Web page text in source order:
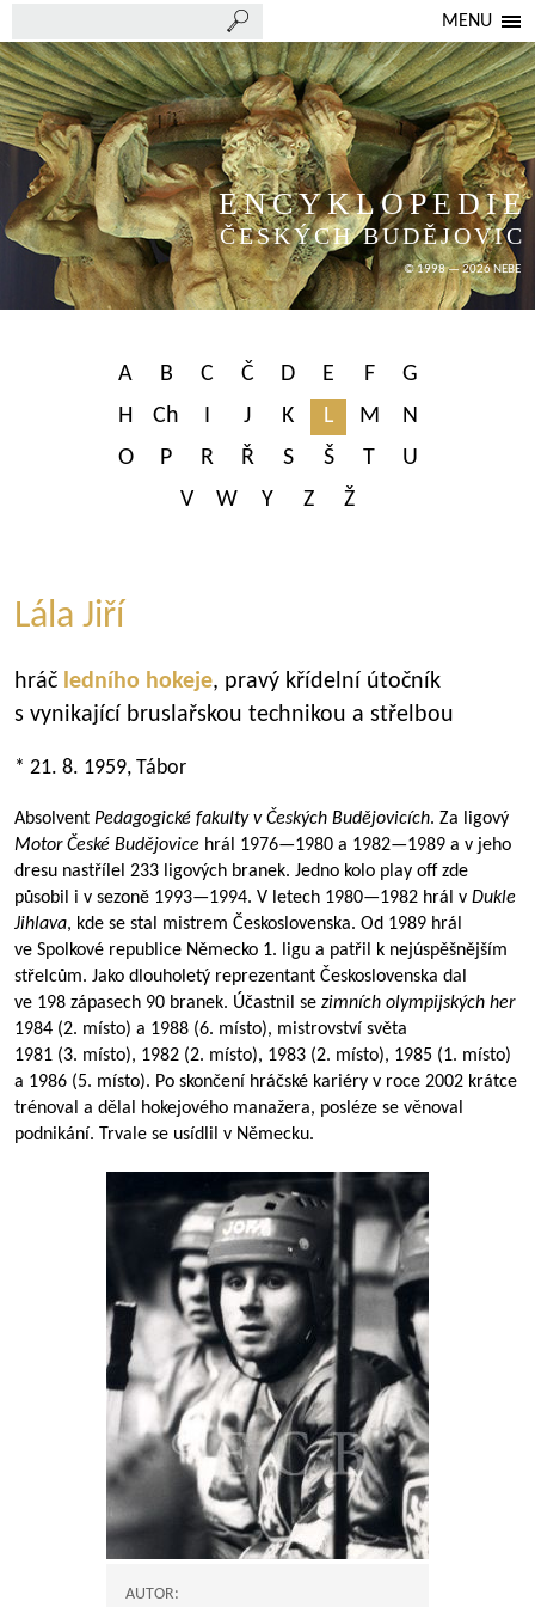
MENU
ENCYKLOPEDIE
ČESKÝCH BUDĚJOVIC
© 1998 — 2026 NEBE
A B C Č D E F
G
H
Ch I J K L M
N
O
P R Ř S Š T
U
V
W Y Z Ž
Lála Jiří
hráč ledního hokeje, pravý křídelní útočník
s vynikající bruslařskou technikou a střelbou
* 21. 8. 1959, Tábor
Absolvent Pedagogické fakulty v Českých Budějovicích. Za ligový
Motor České Budějovice hrál 1976—1980 a 1982—1989 a v jeho
dresu nastřílel 233 ligových branek. Jedno kolo play off zde
působil i v sezoně 1993—1994. V letech 1980—1982 hrál v Dukle
Jihlava, kde se stal mistrem Československa. Od 1989 hrál
ve Spolkové republice Německo 1. ligu a patřil k nejúspěšnějším
střelcům. Jako dlouholetý reprezentant Československa dal
ve 198 zápasech 90 branek. Účastnil se zimních olympijských her
1984 (2. místo) a 1988 (6. místo), mistrovství světa
1981 (3. místo), 1982 (2. místo), 1983 (2. místo), 1985 (1. místo)
a 1986 (5. místo). Po skončení hráčské kariéry v roce 2002 krátce
trénoval a dělal hokejového manažera, posléze se věnoval
podnikání. Trvale se usídlil v Německu.
AUTOR: